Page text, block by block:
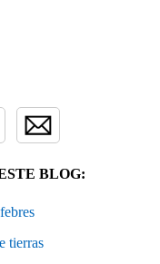
BLOG:
tierras